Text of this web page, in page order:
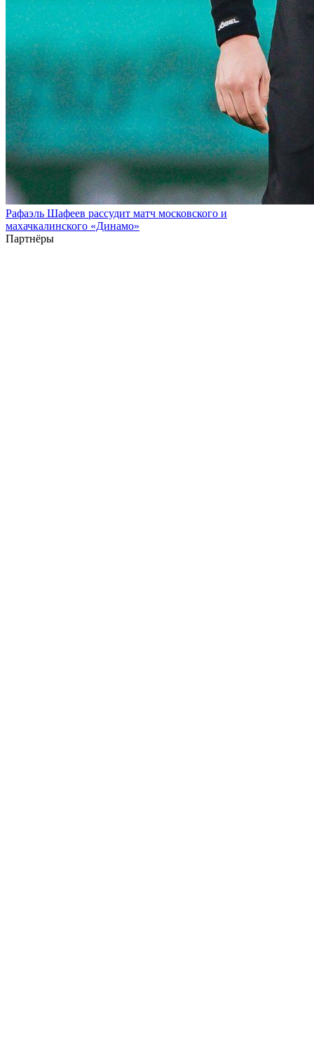
Рафаэль Шафеев рассудит матч московского и
махачкалинского «Динамо»
Партнёры